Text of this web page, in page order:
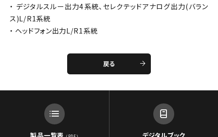
・ デジタルスルー出力4系統、セレクテッドアナログ出力(バラン
ス)L/R1系統
・ ヘッドフォン出力L/R1系統
戻る
製品一覧表 デジタルブック